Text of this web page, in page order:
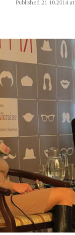
Published 21.10.2014at